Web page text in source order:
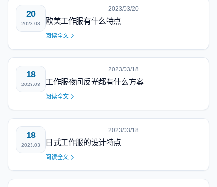
20
2023.03
2023/03/20
欧美工作服有什么特点
阅读全文
18
2023.03
2023/03/18
工作服夜间反光都有什么方案
阅读全文
18
2023.03
2023/03/18
日式工作服的设计特点
阅读全文